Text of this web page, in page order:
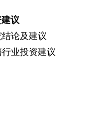
议
论及建议
业投资建议